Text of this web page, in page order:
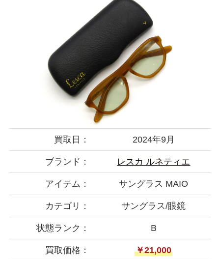
買取日： 2024年9月
ブランド： レスカ ルネティエ
アイテム： サングラス MAIO
カテゴリ： サングラス/眼鏡
状態ランク： B
買取価格： ￥21,000